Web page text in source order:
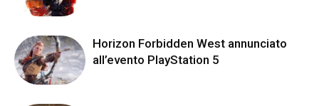
Horizon Forbidden West annunciato
all’evento PlayStation 5